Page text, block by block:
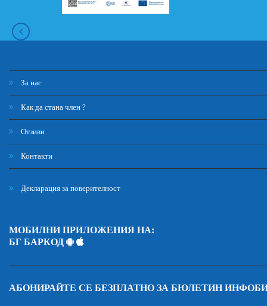
За нас
Как да стана член ?
Отзиви
Контакти
Декларация за поверителност
МОБИЛНИ ПРИЛОЖЕНИЯ НА:
БГ БАРКОД
АБОНИРАЙТЕ СЕ БЕЗПЛАТНО ЗА БЮЛЕТИН